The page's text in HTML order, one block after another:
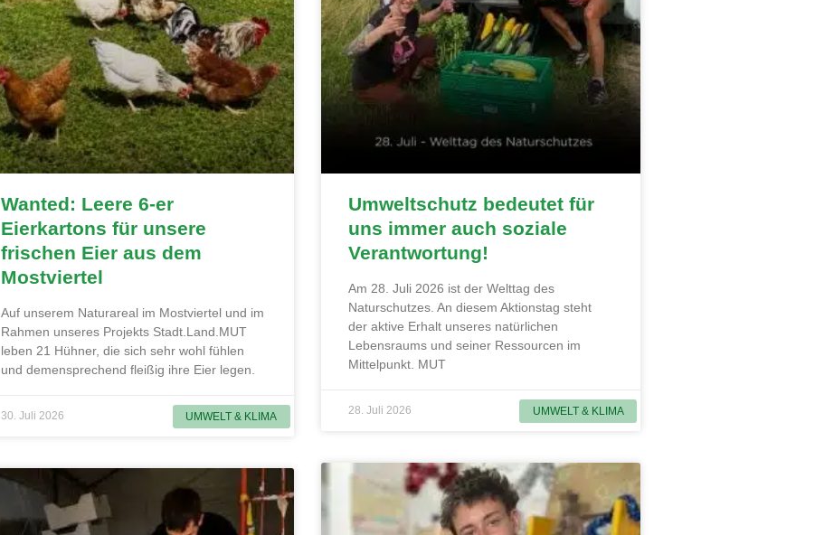
UMWELT & KLIMA
Wanted: Leere 6-er
Eierkartons für unsere
frischen Eier aus dem
Mostviertel
Auf unserem Naturareal im Mostviertel und im
Rahmen unseres Projekts Stadt.Land.MUT
leben 21 Hühner, die sich sehr wohl fühlen
und demensprechend fleißig ihre Eier legen.
30. Juli 2026 UMWELT & KLIMA
Umweltschutz bedeutet für
uns immer auch soziale
Verantwortung!
Am 28. Juli 2026 ist der Welttag des
Naturschutzes. An diesem Aktionstag steht
der aktive Erhalt unseres natürlichen
Lebensraums und seiner Ressourcen im
Mittelpunkt. MUT
28. Juli 2026